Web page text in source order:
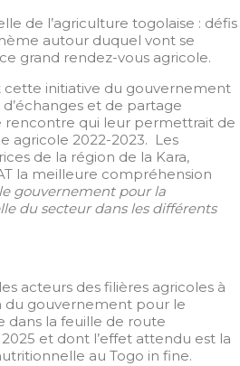
de l’agriculture togolaise : défis
autour duquel vont se
grand rendez-vous agricole.
cette initiative du gouvernement
et de partage
rencontre qui leur permettrait de
agricole 2022-2023. Les
de la région de la Kara,
la meilleure compréhension
gouvernement pour la
du secteur dans les différents
acteurs des filières agricoles à
du gouvernement pour le
dans la feuille de route
et dont l’effet attendu est la
au Togo in fine.